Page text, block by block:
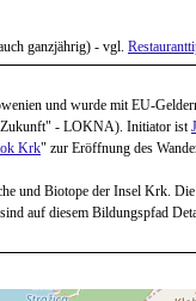
ganzjährig) - vgl.
und wurde mit EU-
Zukunft" - LOKNA). Initiator ist
Krk" zur Eröffnung des
und Biotope der Insel Krk.
auf diesem Bildungspfad
in the list